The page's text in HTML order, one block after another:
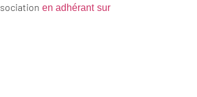
en adhérant sur